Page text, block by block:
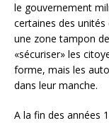
le gouvernement
certaines des
une zone tampon
«sécuriser» les
forme, mais les
dans leur manche.
A la fin des années